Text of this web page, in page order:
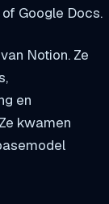
Google Docs.
Notion. Ze
en
kwamen